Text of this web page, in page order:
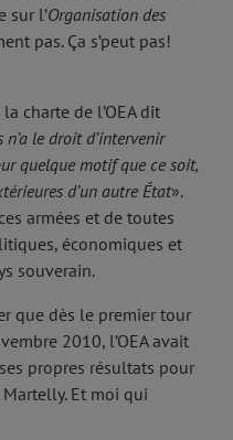
sur l’Organisation des
pas. Ça s’peut pas!
la charte de l’OEA dit
n’a le droit d’intervenir
quelque motif que ce soit,
d’un autre État».
armées et de toutes
économiques et
souverain.
que dès le premier tour
2010, l’OEA avait
propres résultats pour
Et moi qui